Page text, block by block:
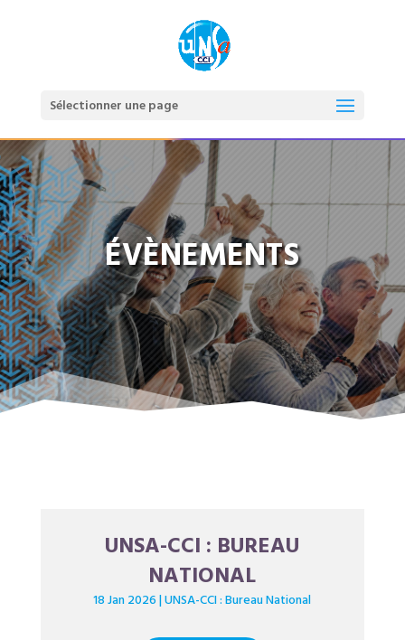
Sélectionner une page
ÉVÈNEMENTS
UNSA-CCI : BUREAU
NATIONAL
18 Jan 2026|UNSA-CCI : Bureau National